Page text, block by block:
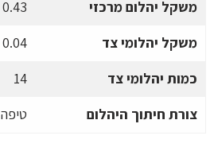
משקל יהלום מרכזי
0.43 קראט
משקל יהלומי צד
0.04 קראט
כמות יהלומי צד
14
צורת חיתוך היהלום
טיפה